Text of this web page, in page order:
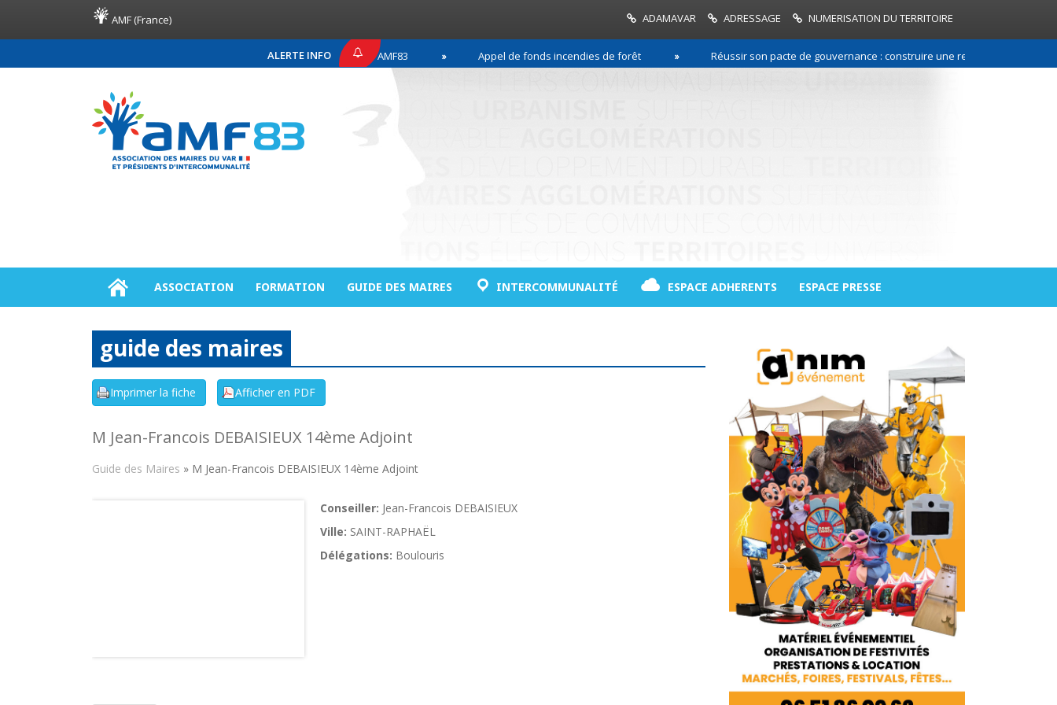
AMF (France) ADAMAVAR ADRESSAGE NUMERISATION DU TERRITOIRE
ALERTE INFO
COMMUNIQUÉ DE PRESSE AMF83 Appel de fonds incendies de forêt Réussir son pacte de gouvernance : construire une relation de confiance entre
ASSOCIATION FORMATION GUIDE DES MAIRES INTERCOMMUNALITÉ ESPACE ADHERENTS ESPACE PRESSE
guide des maires
M Jean-Francois DEBAISIEUX 14ème Adjoint
Guide des Maires » M Jean-Francois DEBAISIEUX 14ème Adjoint
Conseiller: Jean-Francois DEBAISIEUX
Ville: SAINT-RAPHAËL
Délégations: Boulouris